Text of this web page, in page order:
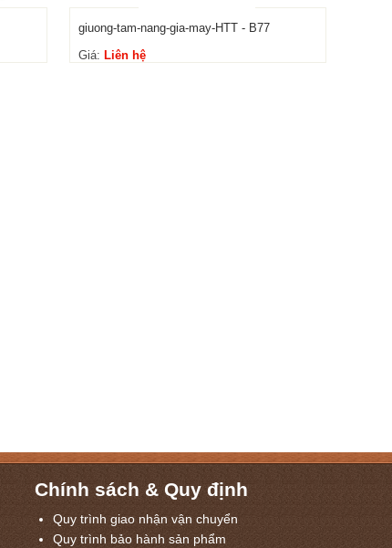
giuong-tam-nang-gia-may-HTT - B77
Giá: Liên hệ
Chính sách & Quy định
Quy trình giao nhận vận chuyển
Quy trình bảo hành sản phẩm